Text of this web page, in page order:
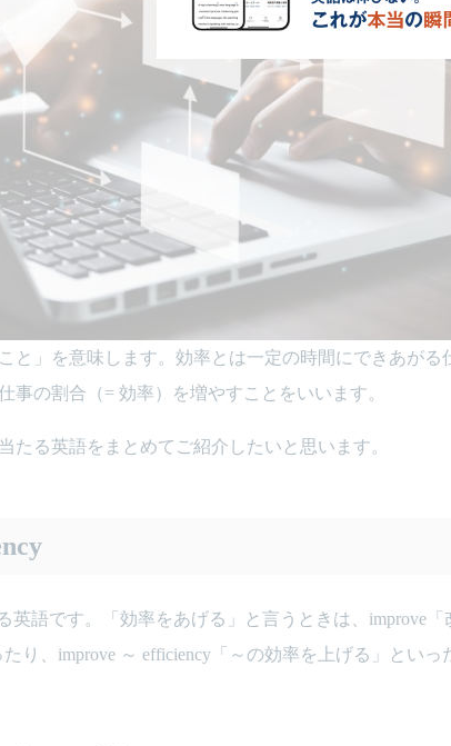
と」を意味します。効率とは一定の時間にできあがる
事の割合（= 効率）を増やすことをいいます。
たる英語をまとめてご紹介したいと思います。
英語です。「効率をあげる」と言うときは、improve
り、improve ～ efficiency「～の効率を上げる」といっ